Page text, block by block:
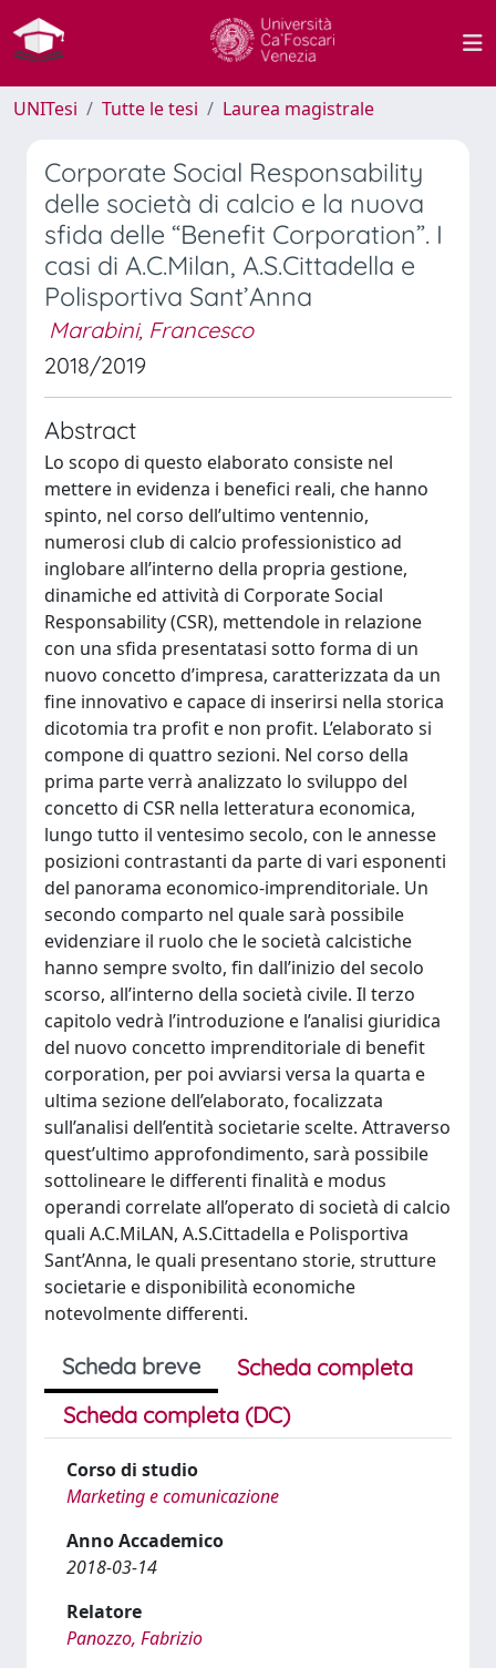
UNITesi Tutte le tesi Laurea magistrale
Corporate Social Responsability
delle società di calcio e la nuova
sfida delle “Benefit Corporation”. I
casi di A.C.Milan, A.S.Cittadella e
Polisportiva Sant’Anna
Marabini, Francesco
2018/2019
Abstract
Lo scopo di questo elaborato consiste nel
mettere in evidenza i benefici reali, che hanno
spinto, nel corso dell’ultimo ventennio,
numerosi club di calcio professionistico ad
inglobare all’interno della propria gestione,
dinamiche ed attività di Corporate Social
Responsability (CSR), mettendole in relazione
con una sfida presentatasi sotto forma di un
nuovo concetto d’impresa, caratterizzata da un
fine innovativo e capace di inserirsi nella storica
dicotomia tra profit e non profit. L’elaborato si
compone di quattro sezioni. Nel corso della
prima parte verrà analizzato lo sviluppo del
concetto di CSR nella letteratura economica,
lungo tutto il ventesimo secolo, con le annesse
posizioni contrastanti da parte di vari esponenti
del panorama economico-imprenditoriale. Un
secondo comparto nel quale sarà possibile
evidenziare il ruolo che le società calcistiche
hanno sempre svolto, fin dall’inizio del secolo
scorso, all’interno della società civile. Il terzo
capitolo vedrà l’introduzione e l’analisi giuridica
del nuovo concetto imprenditoriale di benefit
corporation, per poi avviarsi versa la quarta e
ultima sezione dell’elaborato, focalizzata
sull’analisi dell’entità societarie scelte. Attraverso
quest’ultimo approfondimento, sarà possibile
sottolineare le differenti finalità e modus
operandi correlate all’operato di società di calcio
quali A.C.MiLAN, A.S.Cittadella e Polisportiva
Sant’Anna, le quali presentano storie, strutture
societarie e disponibilità economiche
notevolmente differenti.
Scheda breve
Scheda completa
Scheda completa (DC)
Corso di studio
Marketing e comunicazione
Anno Accademico
2018-03-14
Relatore
Panozzo, Fabrizio